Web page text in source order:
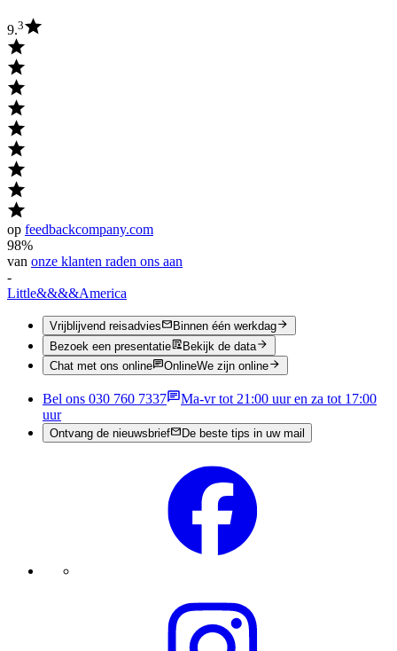
9.3
op feedbackcompany.com
98%
van onze klanten raden ons aan
-
Little&&&&America
Vrijblijvend reisadvies
Binnen één werkdag
Bezoek een presentatie
Bekijk de data
Chat met ons online
OnlineWe zijn online
Bel ons 030 760 7337
Ma-vr tot 21:00 uur en za tot 17:00
uur
Ontvang de nieuwsbrief De beste tips in uw mail